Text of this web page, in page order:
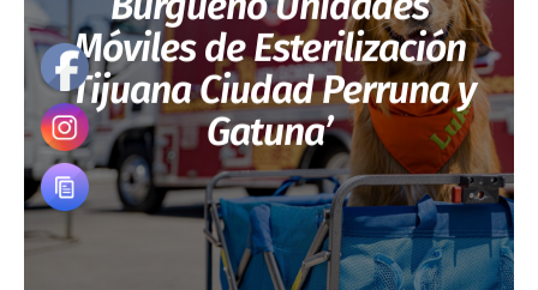
Móviles de Esterilización
‘Tijuana Ciudad Perruna y
Gatuna’